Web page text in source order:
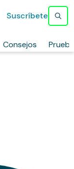
Consejos
Suscríbete